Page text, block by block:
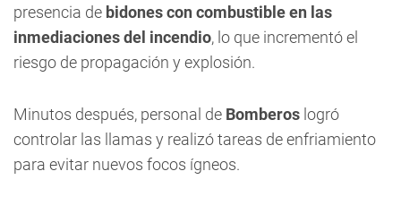
presencia de bidones con combustibleen las
inmediaciones del incendio, lo que incrementó el
riesgo de propagación y explosión.
Minutos después, personal de Bomberos logró
controlar las llamas y realizó tareas de enfriamiento
para evitar nuevos focos ígneos.